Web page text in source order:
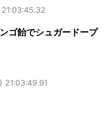
ゴ飴でシュガードープ
21:03:49.91